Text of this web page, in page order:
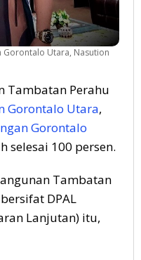
Gorontalo Utara, Nasution
Tambatan Perahu
Gorontalo Utara,
Gorontalo
selesai 100 persen.
Tambatan
DPAL
Lanjutan) itu,